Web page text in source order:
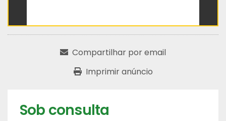
Compartilhar por email
Imprimir anúncio
Sob consulta